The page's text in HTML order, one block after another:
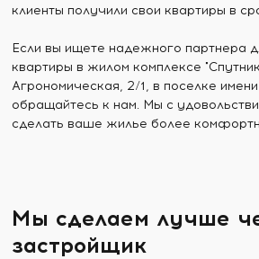
клиенты получили свои квартиры в
Если вы ищете надежного партнера
квартиры в жилом комплексе
Агрономическая, 2/1, в поселке
обращайтесь к нам. Мы с
сделать ваше жилье более
Мы сделаем лучше
застройщик